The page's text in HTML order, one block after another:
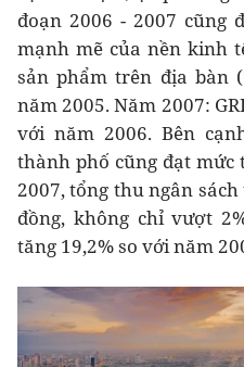
đoạn 2006 - 2007 cũng
mạnh mẽ của nền kinh
sản phẩm trên địa bàn
năm 2005. Năm 2007:
với năm 2006. Bên
thành phố cũng đạt mức
2007, tổng thu ngân
đồng, không chỉ vượt
tăng 19,2% so với năm